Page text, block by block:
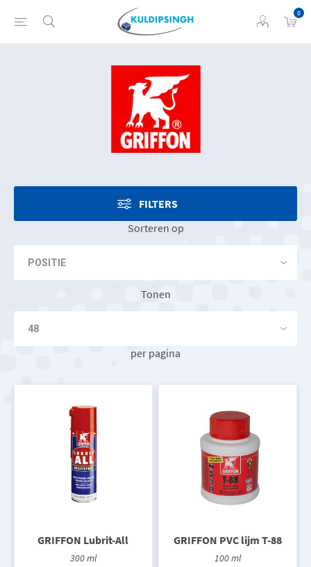
0
FILTERS
Sorteren op
Tonen
per pagina
GRIFFON Lubrit-All
300 ml
GRIFFON PVC lijm T-88
100 ml